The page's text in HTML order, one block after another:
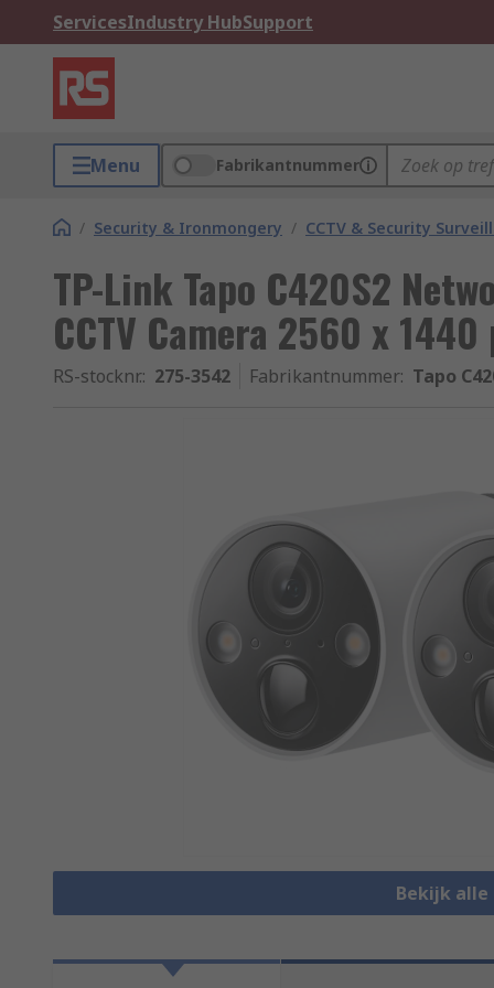
ServicesIndustry HubSupport
Menu Fabrikantnummer
/ Security & Ironmongery / CCTV & Security
TP-Link Tapo C420S2
CCTV Camera 2560 x
RS-stocknr.: 275-3542 Fabrikantnummer: Tapo
Bekijk alle